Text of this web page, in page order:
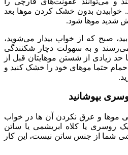
خوابیدن بدون خشک کردن موها بعد
شدید موها شود.
صبح که از خواب بیدار می‌شوید،
و به سهولت دچار شکنندگی
حد زیادی از شستن موهایتان قبل از
حتما موهای خود را خشک کنید و
بپوشانید
موها و عرق نکردن آن ها در خواب
روسری یا کلاه ابریشمی یا ساتن
شما از جنس ساتن نیست، این کار